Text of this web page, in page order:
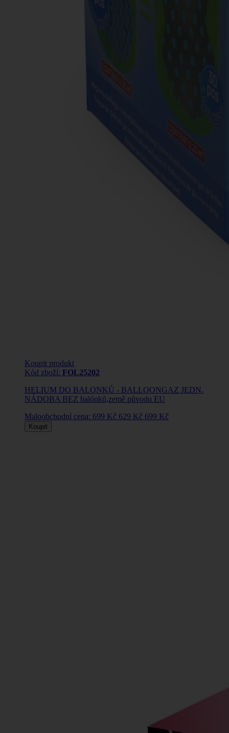
Koupit produkt
Kód zboží: FOL25202
HELIUM DO BALONKŮ - BALLOONGAZ JEDN.
NÁDOBA BEZ balónků,země původu EU
Maloobchodní cena: 699 Kč 629 Kč 699 Kč
Koupit